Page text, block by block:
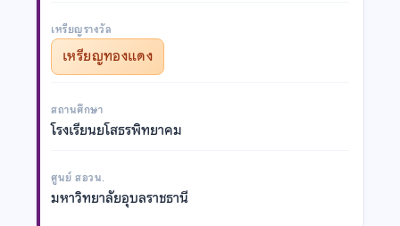
เหรียญรางวัล
เหรียญทองแดง
สถานศึกษา
โรงเรียนยโสธรพิทยาคม
ศูนย์ สอวน.
มหาวิทยาลัยอุบลราชธานี